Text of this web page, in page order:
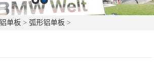
铝单板 > 弧形铝单板 >